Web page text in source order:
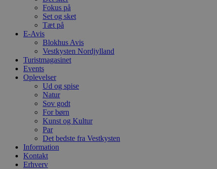
Fokus på
Set og sket
Tæt på
E-Avis
Blokhus Avis
Vestkysten Nordjylland
Turistmagasinet
Events
Oplevelser
Ud og spise
Natur
Sov godt
For børn
Kunst og Kultur
Par
Det bedste fra Vestkysten
Information
Kontakt
Erhverv